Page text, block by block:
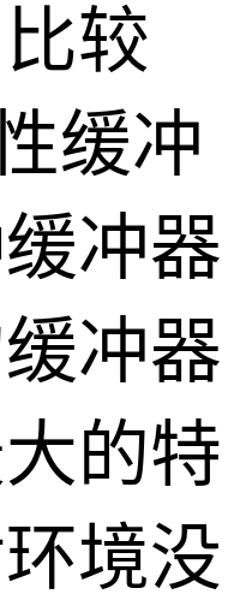
较
缓冲
冲器
冲器
的特
境没